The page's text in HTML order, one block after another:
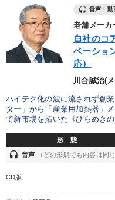
音声・動
老舗メーカ
自社のコ
ベーショ
応）
川合誠治(
ハイテク化の波に流されず創
ター」から「産業用加熱器」
で新市場を拓いた《ひらめき
形 態
headset 音声 （どの形態でも内容は同じ
CD版